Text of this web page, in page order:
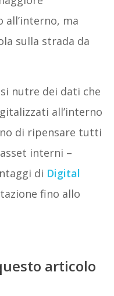
ma
sulla strada da
nutre dei dati che
all’interno
di ripensare tutti
interni –
di Digital
fino allo
articolo